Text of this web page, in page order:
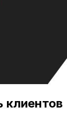
клиентов